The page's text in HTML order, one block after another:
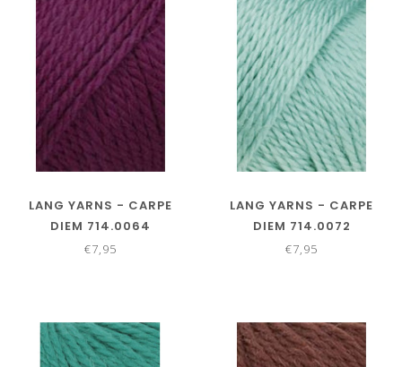
LANG YARNS - CARPE
DIEM 714.0064
€7,95
LANG YARNS - CARPE
DIEM 714.0072
€7,95